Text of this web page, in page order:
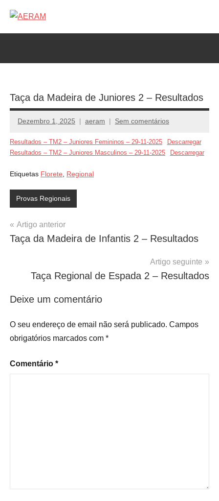
para
o
AERAM
da
Taça da Madeira de Juniores 2 – Resultados
Dezembro 1, 2025 aeram Sem comentários
Resultados – TM2 – Juniores Femininos – 29-11-2025
Descarregar
Resultados – TM2 – Juniores Masculinos – 29-11-2025
Descarregar
Etiquetas Florete Regional
Provas Regionais
Navegação
de
Artigo anterior
Taça da Madeira de Infantis 2 – Resultados
Artigo seguinte
Taça Regional de Espada 2 – Resultados
Deixe um comentário
O seu endereço de email não será publicado. Campos
obrigatórios marcados com *
Comentário *